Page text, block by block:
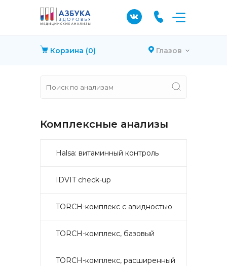
Корзина (0) Глазов
Комплексные анализы
Halsa: витаминный контроль
IDVIT check-up
TORCH-комплекс с авидностью
TORCH-комплекс, базовый
TORCH-комплекс, расширенный